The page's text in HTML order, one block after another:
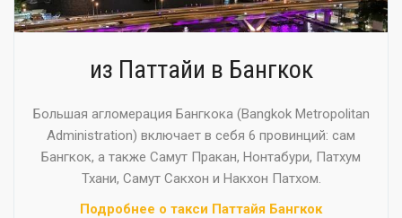
из Паттайи в Бангкок
Большая агломерация Бангкока (Bangkok Metropolitan
Administration) включает в себя 6 провинций: сам
Бангкок, а также Самут Пракан, Нонтабури, Патхум
Тхани, Самут Сакхон и Накхон Патхом.
Подробнее о такси Паттайя Бангкок